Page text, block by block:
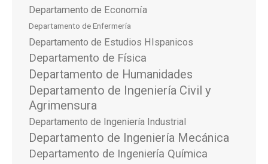
Departamento de Economía
Departamento de Enfermería
Departamento de Estudios HIspanicos
Departamento de Física
Departamento de Humanidades
Departamento de Ingeniería Civil y
Agrimensura
Departamento de Ingeniería Industrial
Departamento de Ingeniería Mecánica
Departamento de Ingeniería Química